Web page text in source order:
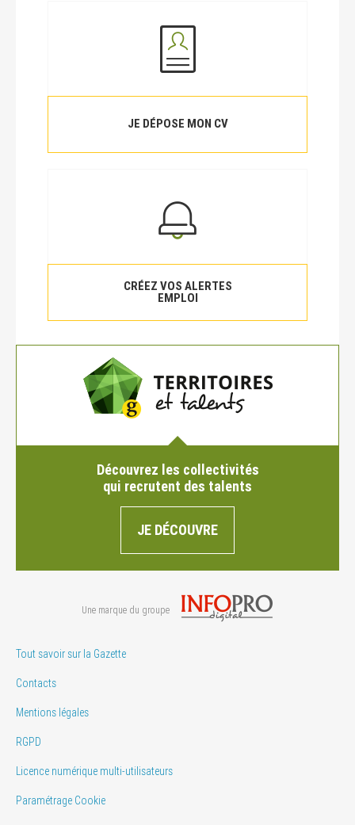
JE DÉPOSE MON CV
CRÉEZ VOS ALERTES
EMPLOI
Découvrez les collectivités
qui recrutent des talents
JE DÉCOUVRE
Une marque du groupe
Tout savoir sur la Gazette
Contacts
Mentions légales
RGPD
Licence numérique multi-utilisateurs
Paramétrage Cookie